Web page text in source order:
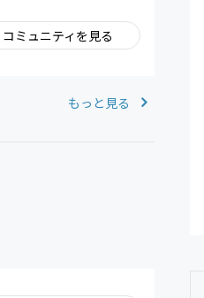
コミュニティを見る
もっと見る